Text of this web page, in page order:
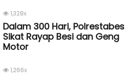
1,328x
Dalam 300 Hari, Polrestabes
Sikat Rayap Besi dan Geng
Motor
1,266x